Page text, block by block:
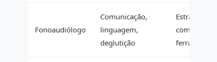
Fonoaudiólogo
Comunicação,
linguagem,
deglutição
Estratégias